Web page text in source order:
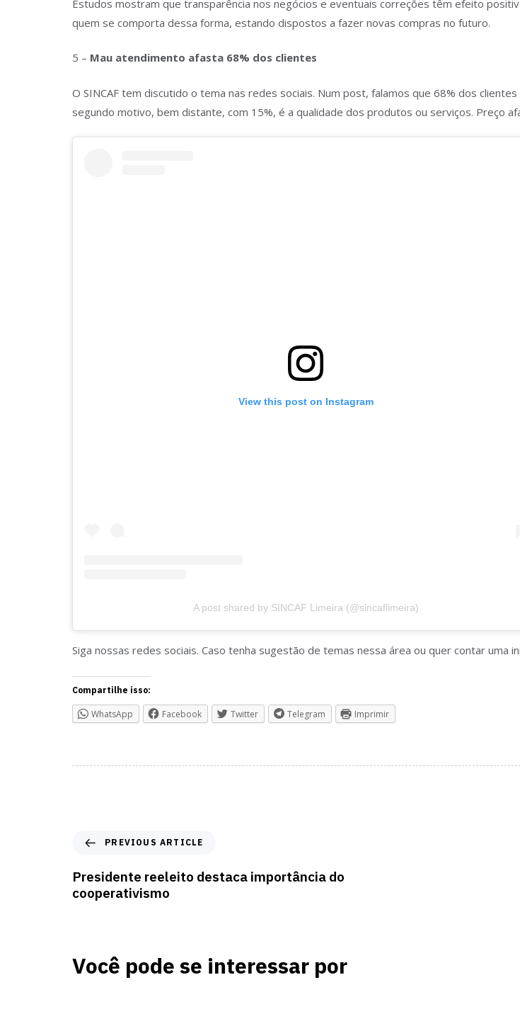
Estudos mostram que transparência nos negócios e eventuais correções têm efeito
quem se comporta dessa forma, estando dispostos a fazer novas compras no futuro.
5 – Mau atendimento afasta 68% dos clientes
O SINCAF tem discutido o tema nas redes sociais. Num post, falamos que 68% dos
segundo motivo, bem distante, com 15%, é a qualidade dos produtos ou serviços. Preço
View this post on Instagram
A post shared by SINCAF Limeira (@sincaflimeira)
Siga nossas redes sociais. Caso tenha sugestão de temas nessa área ou quer contar
Compartilhe isso:
WhatsApp Facebook Twitter Telegram Imprimir
PREVIOUS ARTICLE
Presidente reeleito destaca importância do
cooperativismo
Você pode se interessar por